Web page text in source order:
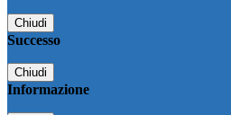
Chiudi
Successo
Chiudi
Informazione